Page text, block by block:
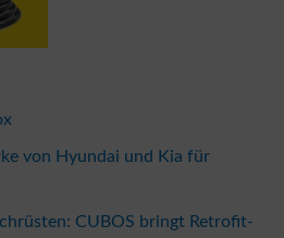
von Hyundai und Kia für
CUBOS bringt Retrofit-